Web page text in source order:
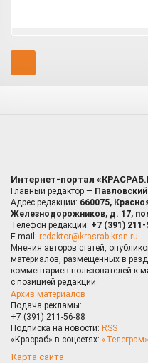
Интернет-портал
Главный редактор —
Адрес редакции: 660075,
Железнодорожников, д. 17,
Телефон редакции: +7 (391)
E-mail: redaktor@krasrab.krsn.ru
Мнения авторов статей,
материалов, размещённых в
комментариев пользователей к
с позицией редакции.
Архив материалов
Подача рекламы:
+7 (391) 211-56-88
Подписка на новости: RSS
«Красраб» в соцсетях: «Телеграм»
Карта сайта